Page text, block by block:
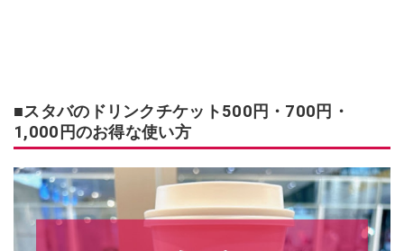
■スタバのドリンクチケット500円・700円・
1,000円のお得な使い方